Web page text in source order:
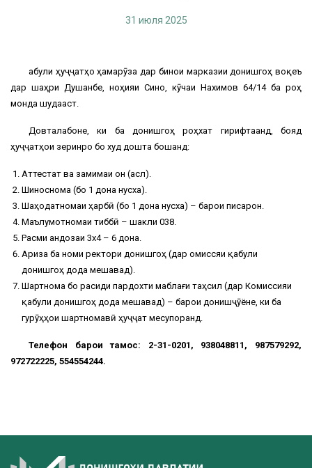
31 июля 2025
Қабули ҳуҷҷатҳо ҳамарӯза дар бинои марказии донишгоҳ воқеъ
дар шаҳри Душанбе, ноҳияи Сино, кӯчаи Нахимов 64/14 ба роҳ
монда шудааст.
Довталабоне, ки ба донишгоҳ роҳхат гирифтаанд, бояд
ҳуҷҷатҳои зеринро бо худ дошта бошанд:
Аттестат ва замимаи он (асл).
Шиноснома (бо 1 дона нусха).
Шаҳодатномаи ҳарбӣ (бо 1 дона нусха) – барои писарон.
Маълумотномаи тиббӣ – шакли 038.
Расми андозаи 3х4 – 6 дона.
Ариза ба номи ректори донишгоҳ (дар Қомиссяи қабули
донишгоҳ дода мешавад).
Шартнома бо расиди пардохти маблағи таҳсил (дар Комиссияи
қабули донишгоҳ дода мешавад) – барои донишҷӯёне, ки ба
гурӯҳҳои шартномавӣ ҳуҷҷат месупоранд.
Телефон барои тамос: 2-31-0201, 938048811, 987579292,
972722225, 554554244.